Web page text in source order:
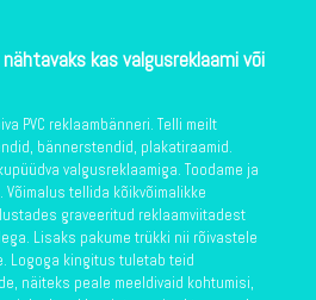
kas valgusreklaami või
PVC reklaambänneri. Telli meilt
bännerstendid, plakatiraamid.
valgusreklaamiga. Toodame ja
tellida kõikvõimalikke
graveeritud reklaamviitadest
Lisaks pakume trükki nii rõivastele
Logoga kingitus tuletab teid
näiteks peale meeldivaid kohtumisi,